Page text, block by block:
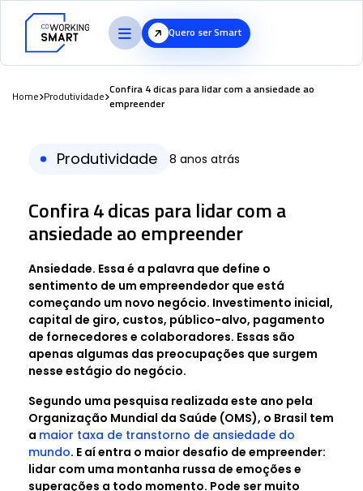
Quero ser Smart
Home Produtividade Confira 4 dicas para lidar com a ansiedade ao
empreender
Produtividade 8 anos atrás
Confira 4 dicas para lidar com a
ansiedade ao empreender
Ansiedade. Essa é a palavra que define o
sentimento de um empreendedor que está
começando um novo negócio. Investimento inicial,
capital de giro, custos, público-alvo, pagamento
de fornecedores e colaboradores. Essas são
apenas algumas das preocupações que surgem
nesse estágio do negócio.
Segundo uma pesquisa realizada este ano pela
Organização Mundial da Saúde (OMS), o Brasil tem
a maior taxa de transtorno de ansiedade do
mundo. E aí entra o maior desafio de empreender:
lidar com uma montanha russa de emoções e
superações a todo momento. Pode ser muito